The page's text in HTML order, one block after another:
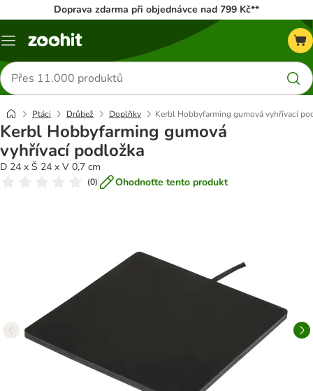
Doprava zdarma při objednávce nad 799 Kč**
Menu
Hledat
produkty
Ptáci Drůbež Doplňky Kerbl Hobbyfarming gumová vyhřívací
Kerbl Hobbyfarming gumová
vyhřívací podložka
D 24 x Š 24 x V 0,7 cm
(0) Ohodnoťte tento produkt